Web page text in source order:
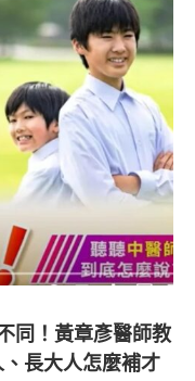
同！黃章彥醫師教
長大人怎麼補才